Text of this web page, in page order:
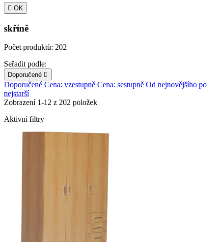
 OK
skříně
Počet produktů: 202
Seřadit podle:
Doporučené 
Doporučené Cena: vzestupně Cena: sestupně Od nejnovějšího po
nejstarší
Zobrazení 1-12 z 202 položek
Aktivní filtry